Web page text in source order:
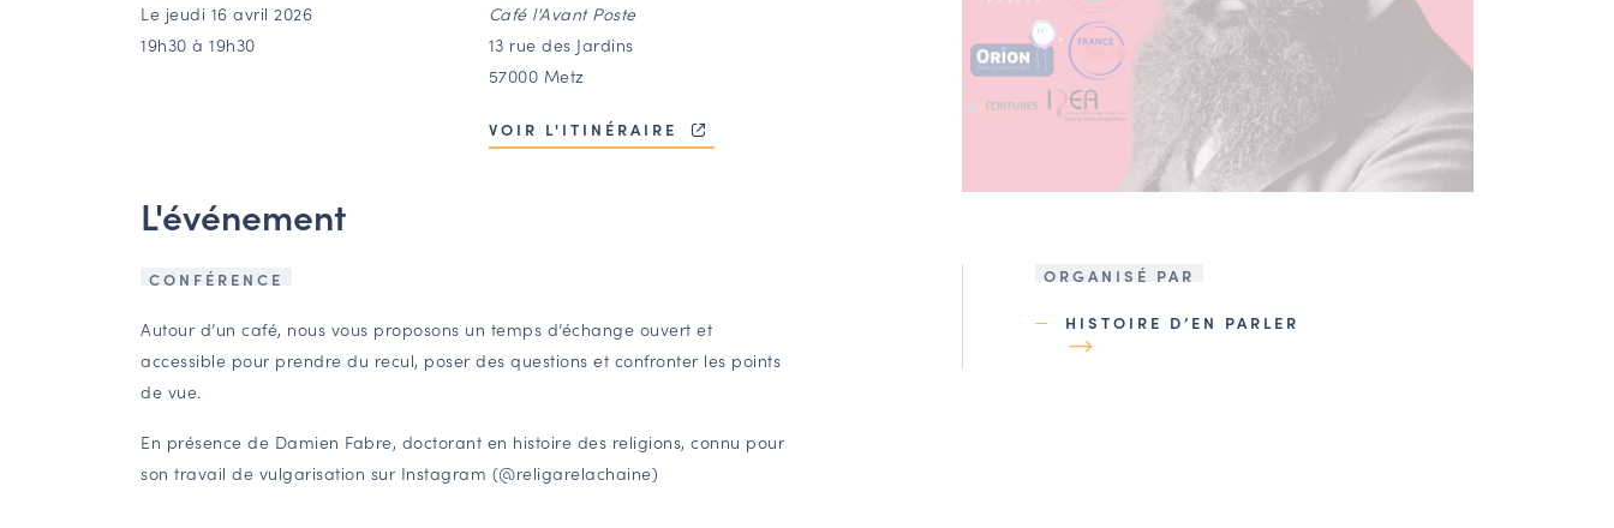
Le jeudi 16 avril 2026
19h30 à 19h30
Café l'Avant Poste
13 rue des Jardins
57000 Metz
VOIR L'ITINÉRAIRE
L'événement
CONFÉRENCE
Autour d’un café, nous vous proposons un temps d’échange ouvert et
accessible pour prendre du recul, poser des questions et confronter les points
de vue.
En présence de Damien Fabre, doctorant en histoire des religions, connu pour
son travail de vulgarisation sur Instagram (@religarelachaine)
ORGANISÉ PAR
HISTOIRE D’EN PARLER